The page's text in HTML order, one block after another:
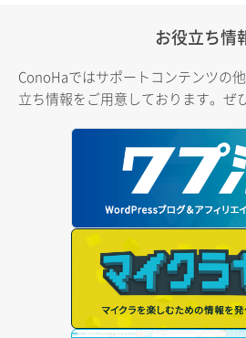
お役立ち情
ConoHaではサポートコンテンツの
立ち情報をご用意しております。ぜ